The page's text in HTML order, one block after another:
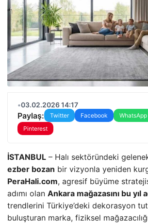
•03.02.2026 14:17
Paylaş: Twitter Facebook WhatsApp
Pinterest
İSTANBUL – Halı sektöründeki
ezber bozan bir vizyonla yeniden
PeraHali.com, agresif büyüme
adımı olan Ankara mağazasını bu yıl
trendlerini Türkiye’deki dekorasyon
buluşturan marka, fiziksel